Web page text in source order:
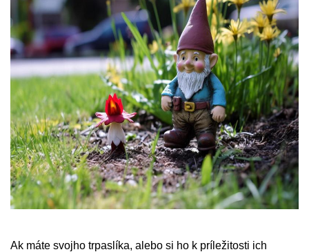
Ak máte svojho trpaslíka, alebo si ho k príležitosti ich